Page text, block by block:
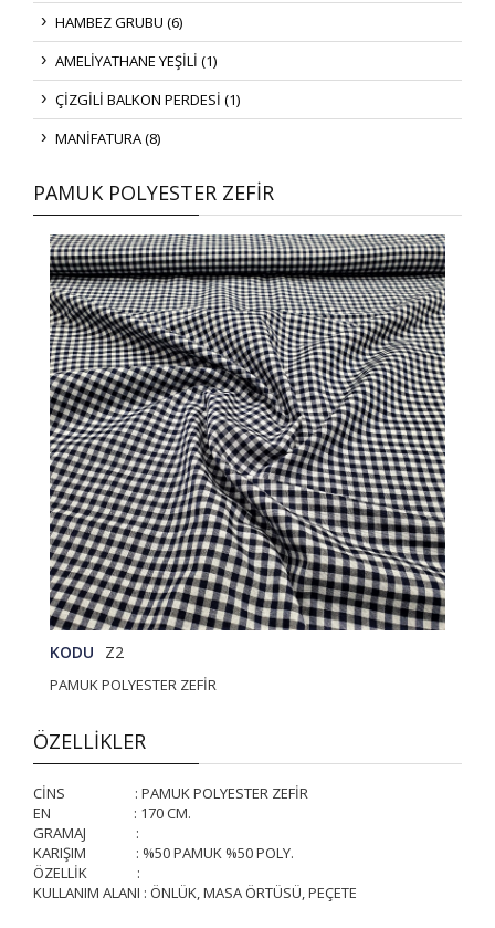
HAMBEZ GRUBU (6)
AMELİYATHANE YEŞİLİ (1)
ÇİZGİLİ BALKON PERDESİ (1)
MANİFATURA (8)
PAMUK POLYESTER ZEFİR
KODU Z2
PAMUK POLYESTER ZEFİR
ÖZELLİKLER
CİNS : PAMUK POLYESTER ZEFİR
EN : 170 CM.
GRAMAJ :
KARIŞIM : %50 PAMUK %50 POLY.
ÖZELLİK :
KULLANIM ALANI : ÖNLÜK, MASA ÖRTÜSÜ, PEÇETE